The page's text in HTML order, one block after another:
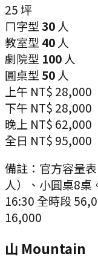
25坪
ㄇ字型 30 人
教室型 40 人
劇院型 100 人
圓桌型 50 人
上午 NT$ 28,000
下午 NT$ 28,000
晚上 NT$ 62,000
全日 NT$ 95,000
備註： 官方容量
人）、小圓桌8
16:30 全時段
16,000
山 Mountain